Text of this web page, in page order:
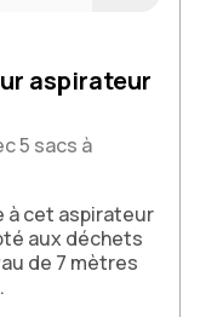
aspirateur
5 sacs à
à cet aspirateur
aux déchets
de 7 mètres